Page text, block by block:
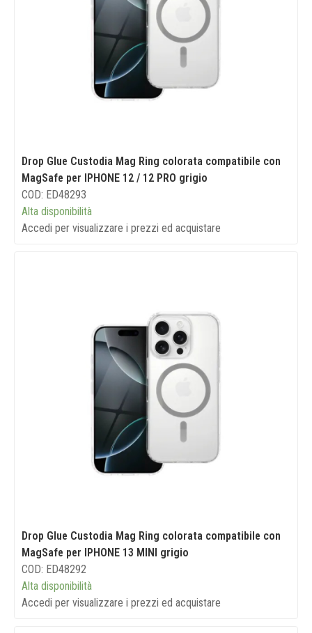
Drop Glue Custodia Mag Ring colorata compatibile con
MagSafe per IPHONE 12 / 12 PRO grigio
COD: ED48293
Alta disponibilità
Accedi per visualizzare i prezzi ed acquistare
Drop Glue Custodia Mag Ring colorata compatibile con
MagSafe per IPHONE 13 MINI grigio
COD: ED48292
Alta disponibilità
Accedi per visualizzare i prezzi ed acquistare